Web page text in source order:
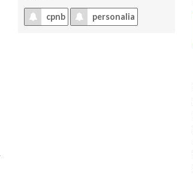
cpnb personalia